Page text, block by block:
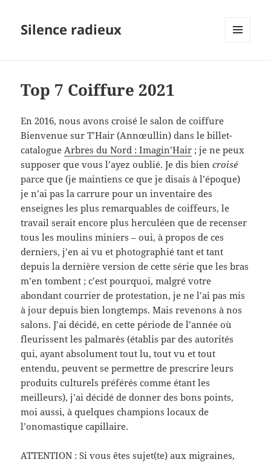
Silence radieux
Top 7 Coiffure 2021
En 2016, nous avons croisé le salon de coiffure
Bienvenue sur T’Hair (Annœullin) dans le billet-
catalogueArbres du Nord : Imagin’Hair ; je ne peux
supposer que vous l’ayez oublié. Je dis biencroisé
parce que (je maintiens ce que je disais à l’époque)
je n’ai pas la carrure pour un inventaire des
enseignes les plus remarquables de coiffeurs, le
travail serait encore plus herculéen que de recenser
tous les moulins miniers – oui, à propos de ces
derniers, j’en ai vu et photographié tant et tant
depuis la dernière version de cette série que les bras
m’en tombent ; c’est pourquoi, malgré votre
abondant courrier de protestation, je ne l’ai pas mis
à jour depuis bien longtemps. Mais revenons à nos
salons. J’ai décidé, en cette période de l’année où
fleurissent les palmarès (établis par des autorités
qui, ayant absolument tout lu, tout vu et tout
entendu, peuvent se permettre de prescrire leurs
produits culturels préférés comme étant les
meilleurs), j’ai décidé de donner des bons points,
moi aussi, à quelques champions locaux de
l’onomastique capillaire.
ATTENTION : Si vous êtes sujet(te) aux migraines,